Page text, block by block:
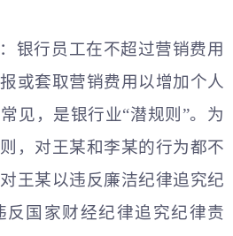
银行员工在不超过营销费用
或套取营销费用以增加个人
见，是银行业“潜规则”。为
，对王某和李某的行为都不
王某以违反廉洁纪律追究纪
反国家财经纪律追究纪律责